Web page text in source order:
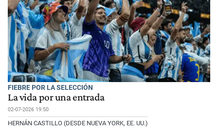
FIEBRE POR LA SELECCIÓN
La vida por una entrada
02-07-2026 19:50
HERNÁN CASTILLO (DESDE NUEVA YORK, EE. UU.)